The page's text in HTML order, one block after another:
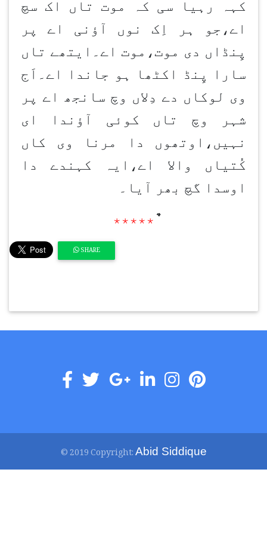
کہہ رہیا سی کہ موت تاں اک سچ
اے،جو ہر اِک نوں آؤنی اے پر
پِنڈاں دی موت،موت اے۔ایتھے تاں
سارا پِنڈ اکٹھا ہو جاندا اے۔اَج
وی لوکاں دے دِلاں وچ سانجھ اے پر
شہر وچ تاں کوئی آؤندا ای
نہیں،اوتھوں دا مرنا وی کاں
کُتیاں والا اے،ایہ کہندے دا
اوسدا گچ بھر آیا۔
٭٭٭٭٭
SHARE
© 2019 Copyright:Abid Siddique